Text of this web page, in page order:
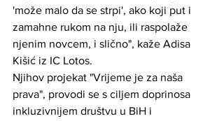
'može malo da se strpi', ako koji put i
zamahne rukom na nju, ili raspolaže
njenim novcem, i slično", kaže Adisa
Kišić iz IC Lotos.
Njihov projekat "Vrijeme je za naša
prava", provodi se s ciljem doprinosa
inkluzivnijem društvu u BiH i